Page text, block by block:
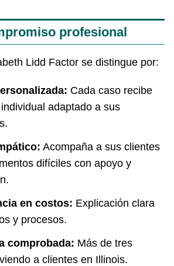
profesional
Lidd Factor se distingue por:
Cada caso recibe
adaptado a sus
Acompaña a sus clientes
difíciles con apoyo y
en costos: Explicación clara
y procesos.
comprobada: Más de tres
a clientes en Illinois.